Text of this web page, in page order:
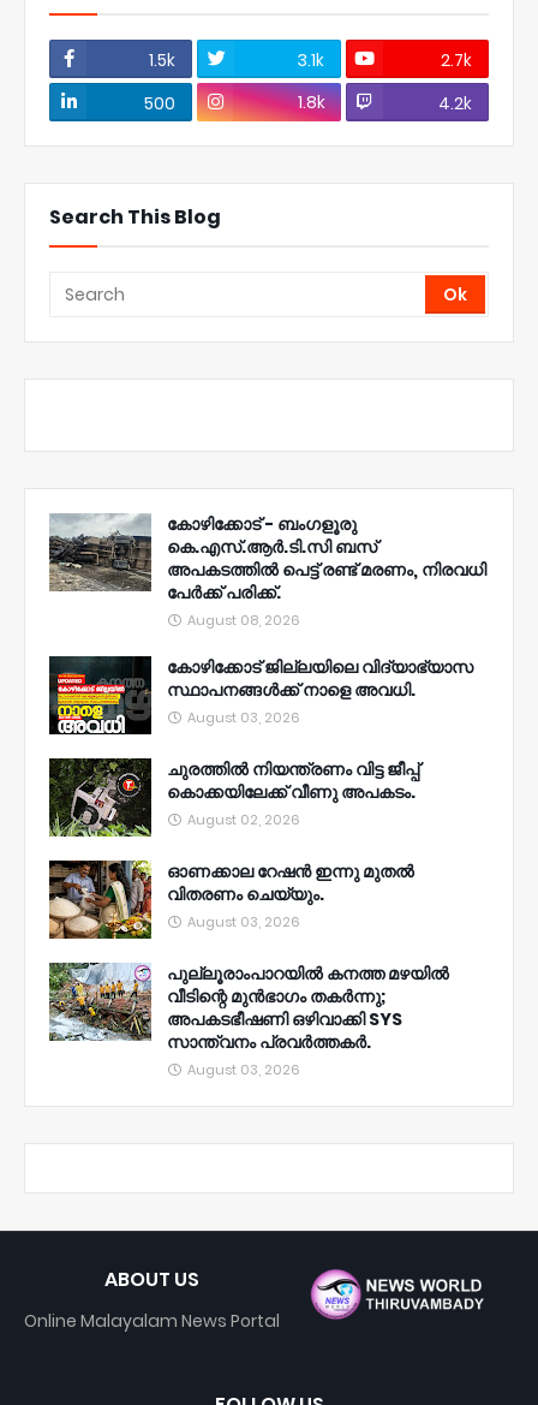
1.5k 3.1k
2.7k
500
1.8k 4.2k
Search This Blog
കോഴിക്കോട് - ബംഗളൂരു
കെ.എസ്.ആർ.ടി.സി ബസ്
അപകടത്തിൽ പെട്ട് രണ്ട് മരണം, നിരവധി
പേർക്ക് പരിക്ക്.
August 08, 2026
കോഴിക്കോട് ജില്ലയിലെ വിദ്യാഭ്യാസ
സ്ഥാപനങ്ങൾക്ക് നാളെ അവധി.
August 03, 2026
ചുരത്തിൽ നിയന്ത്രണം വിട്ട ജീപ്പ്
കൊക്കയിലേക്ക് വീണു അപകടം.
August 02, 2026
ഓണക്കാല റേഷൻ ഇന്നു മുതല്‍
വിതരണം ചെയ്യും.
August 03, 2026
പുല്ലൂരാംപാറയിൽ കനത്ത മഴയിൽ
വീടിന്റെ മുൻഭാഗം തകർന്നു;
അപകടഭീഷണി ഒഴിവാക്കി SYS
സാന്ത്വനം പ്രവർത്തകർ.
August 03, 2026
ABOUT US
Online Malayalam News Portal